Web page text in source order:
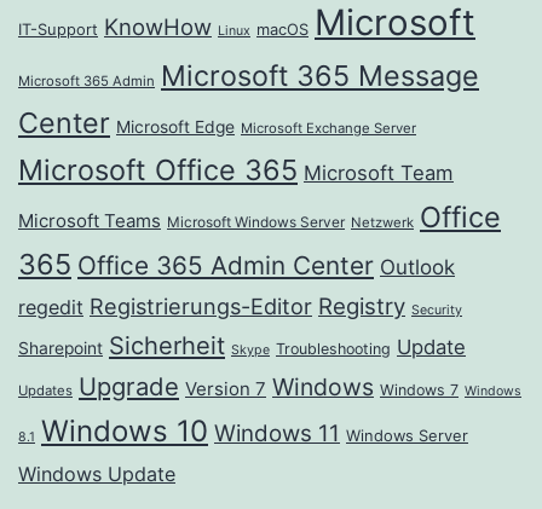
IT-Support KnowHow Linux macOS Microsoft
Microsoft 365 Admin Microsoft 365 Message
Center Microsoft Edge Microsoft Exchange Server
Microsoft Office 365 Microsoft Team
Microsoft Teams Microsoft Windows Server Netzwerk Office
365 Office 365 Admin Center Outlook
regedit Registrierungs-Editor Registry Security
Sharepoint Sicherheit Skype Troubleshooting Update
Updates Upgrade Version 7 Windows Windows 7 Windows
8.1 Windows 10 Windows 11 Windows Server
Windows Update